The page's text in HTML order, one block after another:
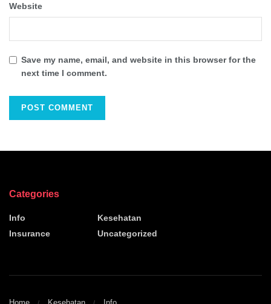
Website
Save my name, email, and website in this browser for the
next time I comment.
Categories
Info
Insurance
Kesehatan
Uncategorized